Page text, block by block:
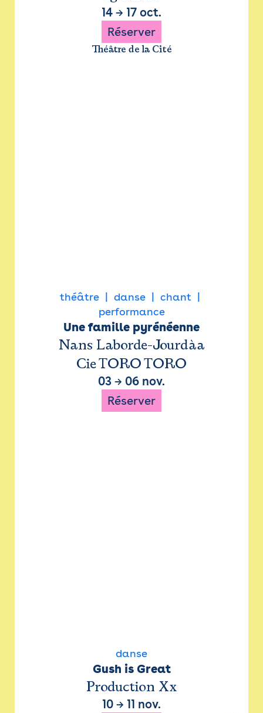
14 → 17 oct.
Réserver
Théâtre de la Cité
théâtre danse
chant
performance
Une famille pyrénéenne
Nans Laborde-Jourdàa
Cie TORO TORO
03 → 06 nov.
Réserver
danse
Gush is Great
Production Xx
10 → 11 nov.